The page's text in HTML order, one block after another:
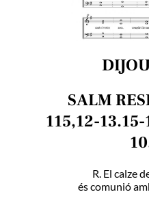
SALM
115,12-
R. El calze
és comunió